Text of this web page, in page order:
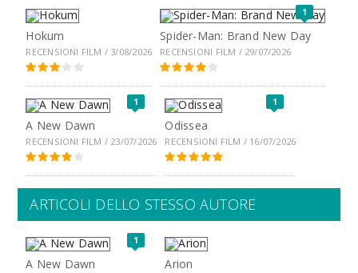
Hokum
RECENSIONI FILM / 3/08/2026
1
Spider-Man: Brand New Day
RECENSIONI FILM / 29/07/2026
1
A New Dawn
RECENSIONI FILM / 23/07/2026
1
Odissea
RECENSIONI FILM / 16/07/2026
ARTICOLI DELLO STESSO AUTORE
1
A New Dawn Arion